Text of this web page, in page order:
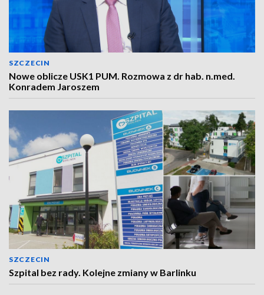
SZCZECIN
Nowe oblicze USK1 PUM. Rozmowa z dr hab. n.med.
Konradem Jaroszem
SZCZECIN
Szpital bez rady. Kolejne zmiany w Barlinku